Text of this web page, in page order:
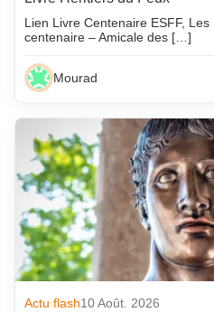
Lien Livre Centenaire ESFF,
centenaire – Amicale des […]
Mourad
Actu flash10 Août. 2026